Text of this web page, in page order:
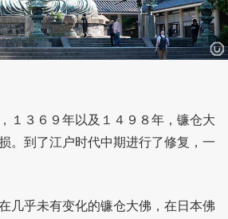
１３６９年以及１４９８年，镰仓大
。到了江户时代中期进行了修复，一
几乎未有变化的镰仓大佛，在日本佛